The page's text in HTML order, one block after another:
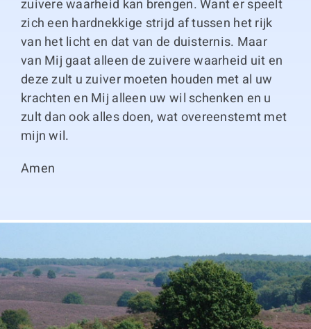
zuivere waarheid kan brengen. Want er speelt
zich een hardnekkige strijd af tussen het rijk
van het licht en dat van de duisternis. Maar
van Mij gaat alleen de zuivere waarheid uit en
deze zult u zuiver moeten houden met al uw
krachten en Mij alleen uw wil schenken en u
zult dan ook alles doen, wat overeenstemt met
mijn wil.
Amen